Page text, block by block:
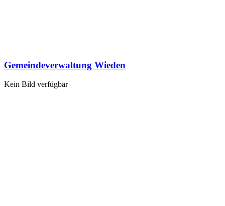
Gemeindeverwaltung Wieden
Kein Bild verfügbar